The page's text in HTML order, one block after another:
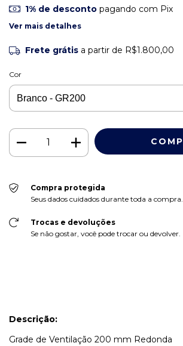
1% de descontopagando com Pix
Ver mais detalhes
Frete grátis a partir de R$1.800,00
Cor
Compra protegida
Seus dados cuidados durante toda a compra.
Trocas e devoluções
Se não gostar, você pode trocar ou devolver.
Descrição:
Grade de Ventilação 200 mm Redonda